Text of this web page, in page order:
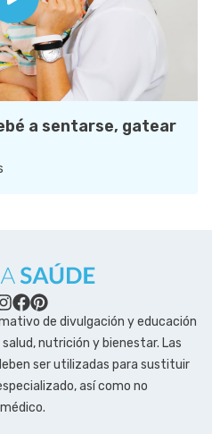
a sentarse, gatear
de divulgación y educación
nutrición y bienestar. Las
ser utilizadas para sustituir
así como no